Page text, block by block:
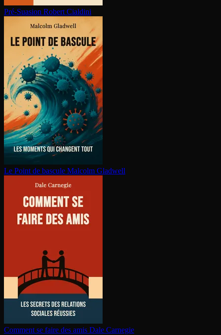
Pré-Suasion Robert Cialdini
Le Point de bascule Malcolm Gladwell
Comment se faire des amis Dale Carnegie